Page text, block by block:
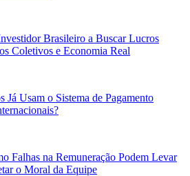
Brasileiro a Buscar Lucros
Coletivos e Economia Real
Usam o Sistema de Pagamento
Falhas na Remuneração Podem Levar
o Moral da Equipe